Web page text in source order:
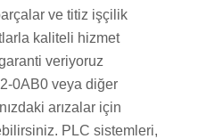
ve titiz işçilik
kaliteli hizmet
veriyoruz
0AB0 veya diğer
arızalar için
PLC sistemleri,